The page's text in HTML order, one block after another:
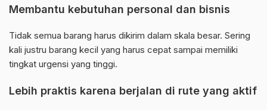
Membantu kebutuhan personal dan bisnis
Tidak semua barang harus dikirim dalam skala besar. Sering
kali justru barang kecil yang harus cepat sampai memiliki
tingkat urgensi yang tinggi.
Lebih praktis karena berjalan di rute yang aktif